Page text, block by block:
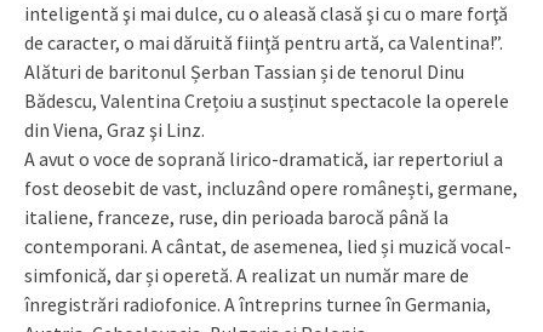
inteligentă şi mai dulce, cu o aleasă clasă şi cu o mare forţă
de caracter, o mai dăruită fiinţă pentru artă, ca Valentina!”.
Alături de baritonul Șerban Tassian și de tenorul Dinu
Bădescu, Valentina Crețoiu a susținut spectacole la operele
din Viena, Graz şi Linz.
A avut o voce de soprană lirico-dramatică, iar repertoriul a
fost deosebit de vast, incluzând opere românești, germane,
italiene, franceze, ruse, din perioada barocă până la
contemporani. A cântat, de asemenea, lied și muzică vocal-
simfonică, dar și operetă. A realizat un număr mare de
înregistrări radiofonice. A întreprins turnee în Germania,